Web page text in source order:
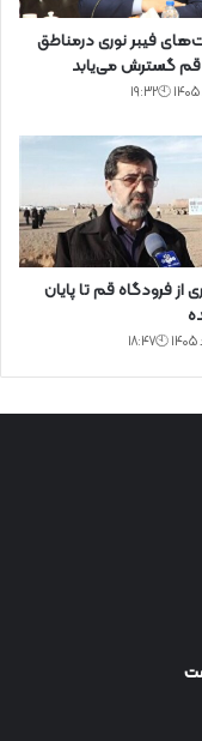
فیبر نوری درمناطق
گسترش می‌یابد
از فرودگاه قم تا پایان